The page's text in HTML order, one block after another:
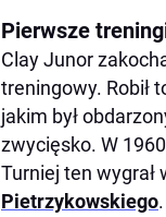
Pierwsze
Clay Junor
treningowy. Robił
jakim był
zwycięsko. W
Turniej ten wygrał
Pietrzykowskiego.